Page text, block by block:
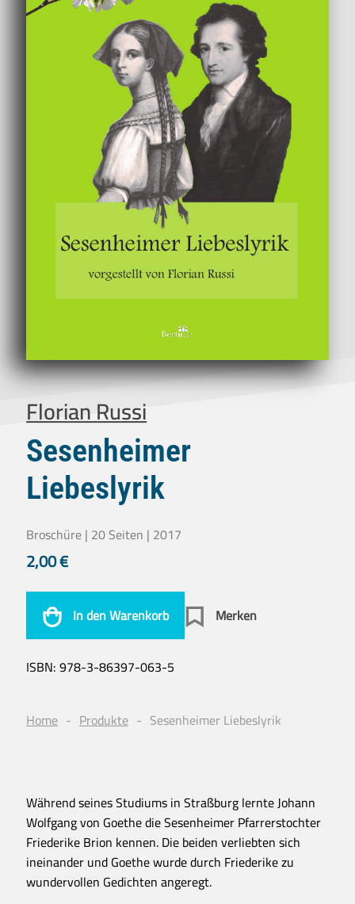
Florian Russi
Sesenheimer
Liebeslyrik
Broschüre | 20 Seiten | 2017
2,00€
In den Warenkorb Merken
ISBN:978-3-86397-063-5
Home Produkte Sesenheimer Liebeslyrik
Während seines Studiums in Straßburg lernte Johann
Wolfgang von Goethe die Sesenheimer Pfarrerstochter
Friederike Brion kennen. Die beiden verliebten sich
ineinander und Goethe wurde durch Friederike zu
wundervollen Gedichten angeregt.